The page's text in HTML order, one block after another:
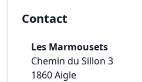
Contact
Les Marmousets
Chemin du Sillon 3
1860Aigle